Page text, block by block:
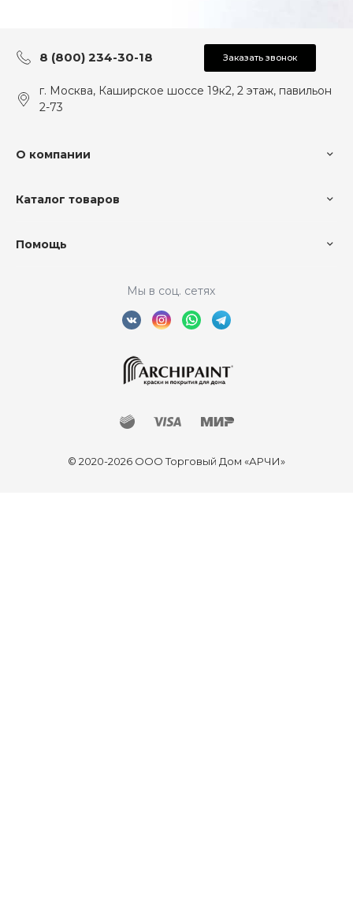
8 (800) 234-30-18 Заказать звонок
г. Москва, Каширское шоссе 19к2, 2 этаж, павильон
2-73
О компании
Каталог товаров
Помощь
Мы в соц. сетях
© 2020-2026 ООО Торговый Дом «АРЧИ»